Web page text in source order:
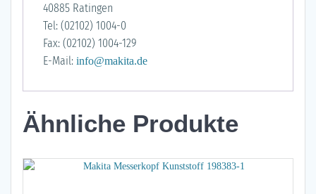
40885 Ratingen
Tel: (02102) 1004-0
Fax: (02102) 1004-129
E-Mail: info@makita.de
Ähnliche Produkte